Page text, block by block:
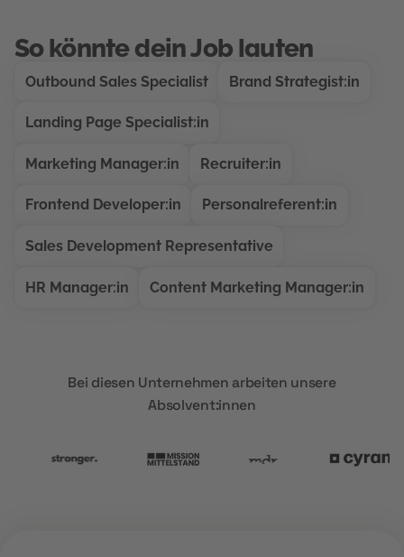
So könnte dein Job lauten
Outbound Sales Specialist Brand Strategist:in
Landing Page Specialist:in
Marketing Manager:in Recruiter:in
Frontend Developer:in Personalreferent:in
Sales Development Representative
HR Manager:in Content Marketing Manager:in
Bei diesen Unternehmen arbeiten unsere
Absolvent:innen